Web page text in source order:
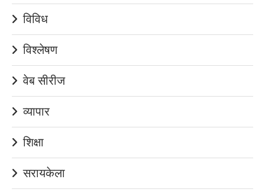
विविध
विश्लेषण
वेब सीरीज
व्यापार
शिक्षा
सरायकेला